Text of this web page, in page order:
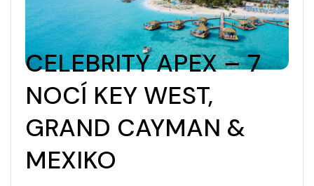
CELEBRITY APEX – 7
NOCÍ KEY WEST,
GRAND CAYMAN &
MEXIKO